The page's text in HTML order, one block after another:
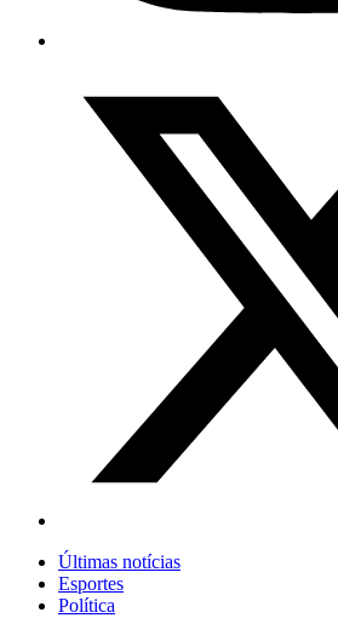
Últimas notícias
Esportes
Política